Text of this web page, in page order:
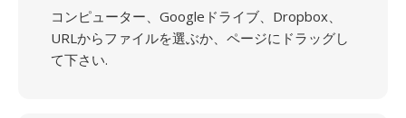
コンピューター、Googleドライブ、Dropbox、
URLからファイルを選ぶか、ページにドラッグし
て下さい.